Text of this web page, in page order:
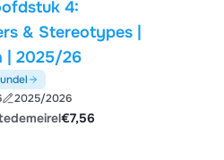
4:
& Stereotypes |
| 2025/26
2025/2026
€7,56